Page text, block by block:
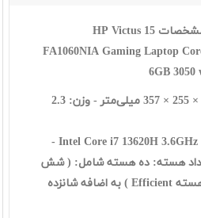
لپ تاپ اچ پی Victus 15 با مشخصات HP Victus 15
FA1060NIA Gaming Laptop
6GB
ابعاد: 23.5 × 255 × 357 میلی‌متر - وزن: 2.3
Intel Core i7 13620H 3.6GHz up to 4.9GHz -
- تعداد هسته: ده هسته شامل: ( شش
هسته Performance + چهار هسته Efficient ) به اضافه شانزده